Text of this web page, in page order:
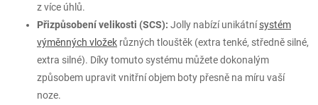
z více úhlů.
Přizpůsobení velikosti (SCS): Jolly nabízí unikátnísystém
výměnných vložek různých tlouštěk (extra tenké, středně silné,
extra silné). Díky tomuto systému můžete dokonalým
způsobem upravit vnitřní objem boty přesně na míru vaší
noze.